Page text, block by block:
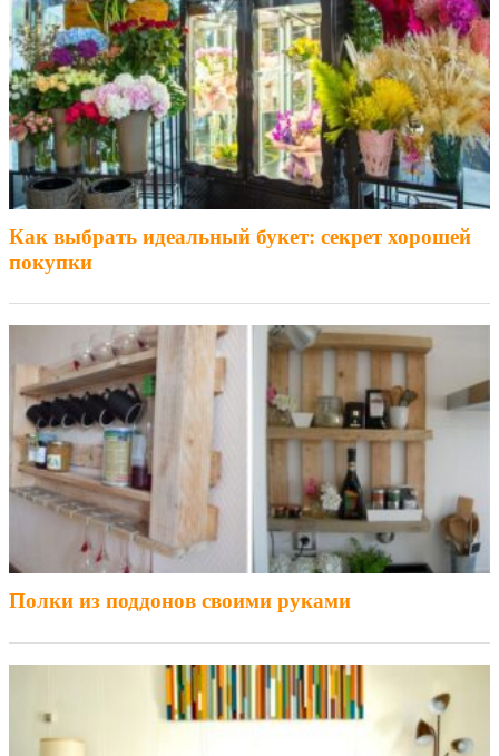
Как выбрать идеальный букет: секрет хорошей
покупки
Полки из поддонов своими руками